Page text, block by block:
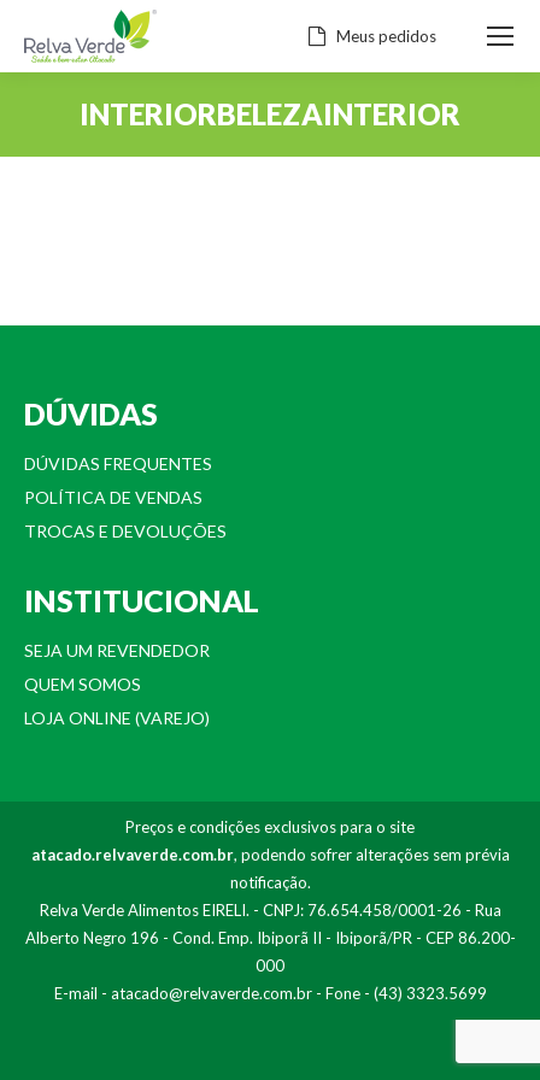
Meus pedidos
INTERIORBELEZAINTERIOR
DÚVIDAS
DÚVIDAS FREQUENTES
POLÍTICA DE VENDAS
TROCAS E DEVOLUÇÕES
INSTITUCIONAL
SEJA UM REVENDEDOR
QUEM SOMOS
LOJA ONLINE (VAREJO)
Preços e condições exclusivos para o site
atacado.relvaverde.com.br, podendo sofrer alterações sem prévia
notificação.
Relva Verde Alimentos EIRELI. - CNPJ: 76.654.458/0001-26 - Rua
Alberto Negro 196 - Cond. Emp. Ibiporã II - Ibiporã/PR - CEP 86.200-
000
E-mail - atacado@relvaverde.com.br- Fone - (43) 3323.5699